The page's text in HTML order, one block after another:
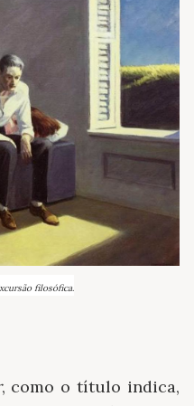
filosófica.
, como o título indica,